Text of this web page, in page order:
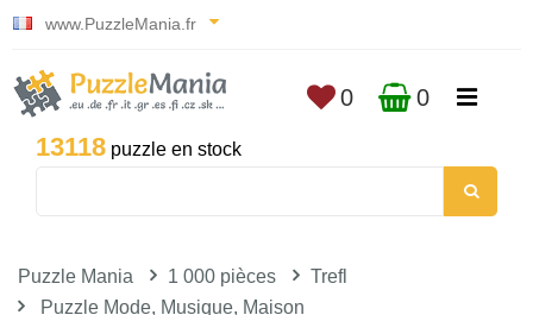
www.PuzzleMania.fr
13118 puzzle en stock
0 0
Puzzle Mania 1 000 pièces
Trefl
Puzzle Mode, Musique, Maison